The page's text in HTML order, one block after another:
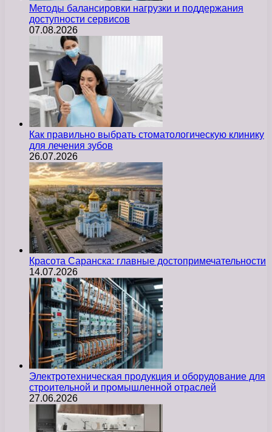
Методы балансировки нагрузки и поддержания
доступности сервисов
07.08.2026
Как правильно выбрать стоматологическую клинику
для лечения зубов
26.07.2026
Красота Саранска: главные достопримечательности
14.07.2026
Электротехническая продукция и оборудование для
строительной и промышленной отраслей
27.06.2026